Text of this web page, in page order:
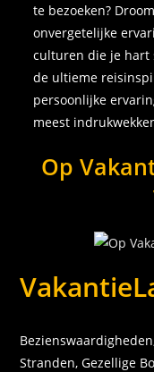
te bezoeken?
onvergetelijke
culturen die je hart
de ultieme
persoonlijke
meest
Op
Stranden, Gezellige